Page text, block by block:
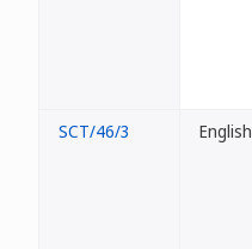
SCT/46/3 English